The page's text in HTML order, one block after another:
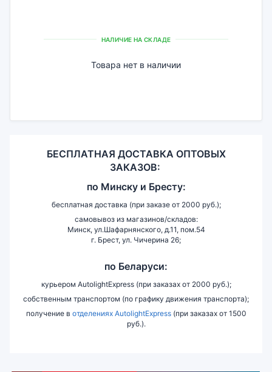
НАЛИЧИЕ НА СКЛАДЕ
Товара нет в наличии
БЕСПЛАТНАЯ ДОСТАВКА ОПТОВЫХ
ЗАКАЗОВ:
по Минску и Бресту:
бесплатная доставка (при заказе от 2000 руб.);
самовывоз из магазинов/складов:
Минск, ул.Шафарнянского, д.11, пом.54
г. Брест, ул. Чичерина 26;
по Беларуси:
курьером AutolightExpress (при заказах от 2000 руб.);
собственным транспортом (по графику движения транспорта);
получение в отделениях AutolightExpress(при заказах от 1500
руб.).